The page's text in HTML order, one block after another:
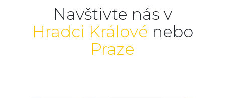
Navštivte nás v
Hradci Králové nebo
Praze